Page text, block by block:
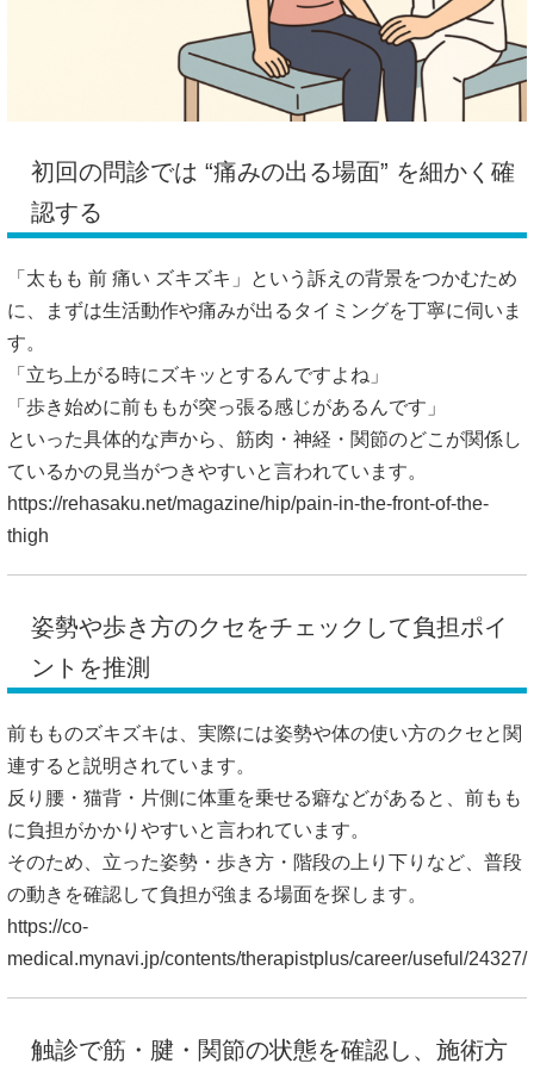
初回の問診では “痛みの出る場面” を細かく確
認する
「太もも 前 痛い ズキズキ」という訴えの背景をつかむため
に、まずは生活動作や痛みが出るタイミングを丁寧に伺いま
す。
「立ち上がる時にズキッとするんですよね」
「歩き始めに前ももが突っ張る感じがあるんです」
といった具体的な声から、筋肉・神経・関節のどこが関係し
ているかの見当がつきやすいと言われています。
https://rehasaku.net/magazine/hip/pain-in-the-front-of-the-
thigh
姿勢や歩き方のクセをチェックして負担ポイ
ントを推測
前もものズキズキは、実際には姿勢や体の使い方のクセと関
連すると説明されています。
反り腰・猫背・片側に体重を乗せる癖などがあると、前もも
に負担がかかりやすいと言われています。
そのため、立った姿勢・歩き方・階段の上り下りなど、普段
の動きを確認して負担が強まる場面を探します。
https://co-
medical.mynavi.jp/contents/therapistplus/career/useful/24327/
触診で筋・腱・関節の状態を確認し、施術方